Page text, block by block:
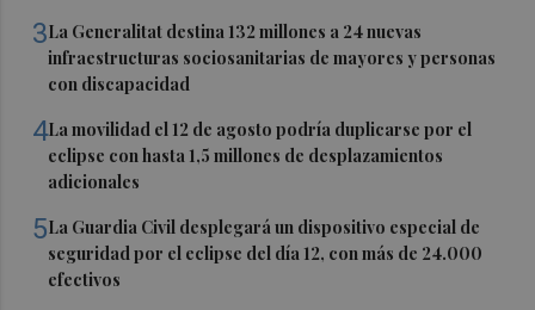
3La Generalitat destina 132 millones a 24 nuevas
infraestructuras sociosanitarias de mayores y personas
con discapacidad
4La movilidad el 12 de agosto podría duplicarse por el
eclipse con hasta 1,5 millones de desplazamientos
adicionales
5La Guardia Civil desplegará un dispositivo especial de
seguridad por el eclipse del día 12, con más de 24.000
efectivos